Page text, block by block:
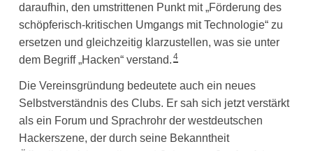
daraufhin, den umstrittenen Punkt mit „Förderung des
schöpferisch-kritischen Umgangs mit Technologie“ zu
ersetzen und gleichzeitig klarzustellen, was sie unter
dem Begriff „Hacken“ verstand. 4
Die Vereinsgründung bedeutete auch ein neues
Selbstverständnis des Clubs. Er sah sich jetzt verstärkt
als ein Forum und Sprachrohr der westdeutschen
Hackerszene, der durch seine Bekanntheit